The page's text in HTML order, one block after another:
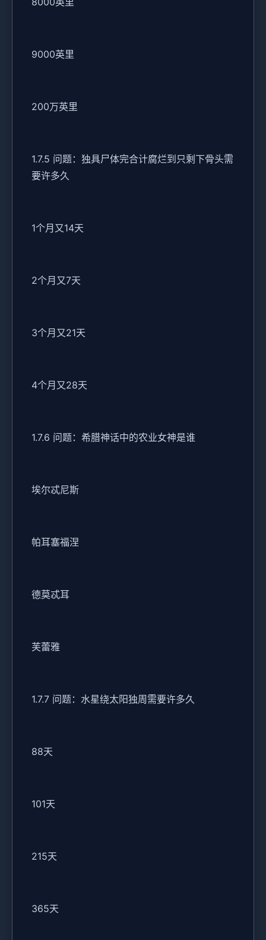
9000英里
200万英里
1.7.5 问题：独具尸体完合计腐烂到只剩下骨头需
要许多久
1个月又14天
2个月又7天
3个月又21天
4个月又28天
1.7.6 问题：希腊神话中的农业女神是谁
埃尔忒尼斯
帕耳塞福涅
德莫忒耳
芙蕾雅
1.7.7 问题：水星绕太阳独周需要许多久
88天
101天
215天
365天